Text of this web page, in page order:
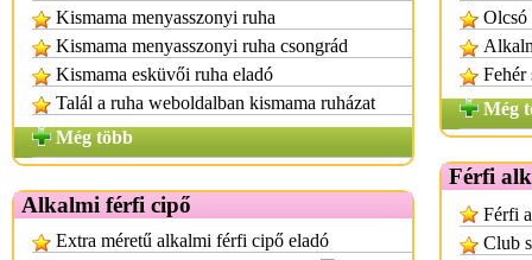
Kismama menyasszonyi ruha
Kismama menyasszonyi ruha csongrád
Kismama esküvői ruha eladó
Talál a ruha weboldalban kismama ruházat
Még több
Alkalmi férfi cipő
Extra méretű alkalmi férfi cipő eladó
Olcsó
Fehér
Még
Férfi
Férfi
Club